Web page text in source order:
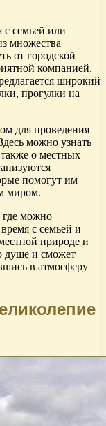
семьей или
множества
от городской
компанией.
широкий
прогулки на
для проведения
можно узнать
о местных
помогут им
миром.
можно
с семьей и
природе и
душе и сможет
в атмосферу